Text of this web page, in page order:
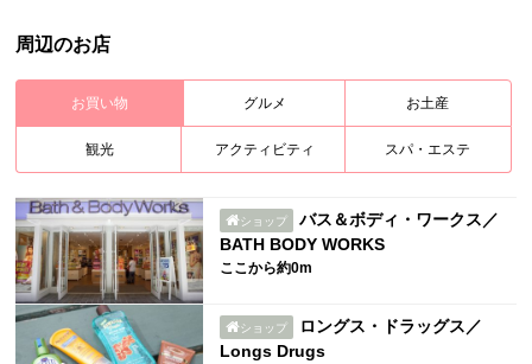
周辺のお店
お買い物 グルメ お土産
観光 アクティビティ スパ・エステ
ショップ
バス＆ボディ・ワークス／
BATH BODY WORKS
ここから約0m
ショップ
ロングス・ドラッグス／
Longs Drugs